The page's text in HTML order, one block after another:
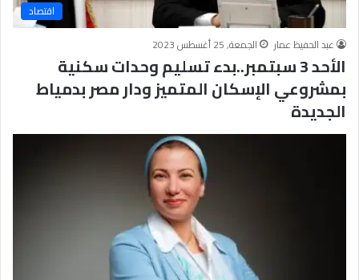
اقتصاد
عبد الحفيظ عمار
الجمعة, 25 أغسطس 2023
الأحد 3 سبتمبر..بدء تسليم وحدات سكنية
بمشروعي الإسكان المتميز ودار مصر بدمياط
الجديدة